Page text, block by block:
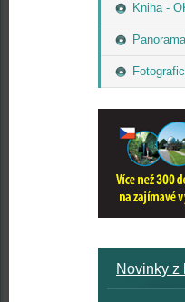
Kniha -
Novinky z